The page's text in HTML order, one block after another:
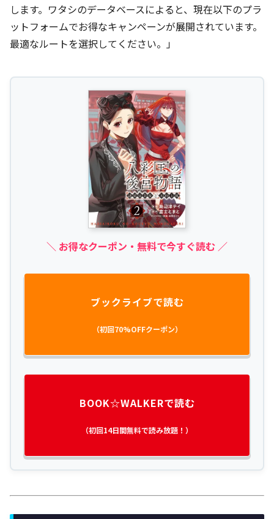
します。ワタシのデータベースによると、現在以下のプラ
ットフォームでお得なキャンペーンが展開されています。
最適なルートを選択してください。」
＼ お得なクーポン・無料で今すぐ読む ／
ブックライブで読む
（初回70%OFFクーポン）
BOOK☆WALKERで読む
（初回14日間無料で読み放題！）